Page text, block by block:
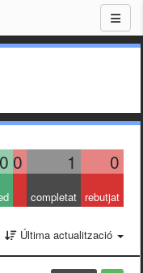
0 0 1 0
completat rebutjat
Última actualització